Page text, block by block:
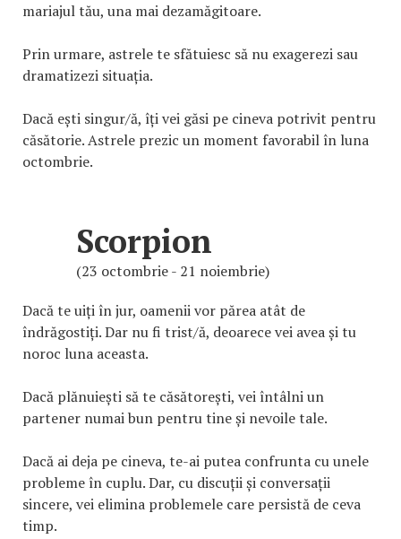
mariajul tău, una mai dezamăgitoare.
Prin urmare, astrele te sfătuiesc să nu exagerezi sau
dramatizezi situația.
Dacă ești singur/ă, îți vei găsi pe cineva potrivit pentru
căsătorie. Astrele prezic un moment favorabil în luna
octombrie.
Scorpion
(23 octombrie - 21 noiembrie)
Dacă te uiți în jur, oamenii vor părea atât de
îndrăgostiți. Dar nu fi trist/ă, deoarece vei avea și tu
noroc luna aceasta.
Dacă plănuiești să te căsătorești, vei întâlni un
partener numai bun pentru tine și nevoile tale.
Dacă ai deja pe cineva, te-ai putea confrunta cu unele
probleme în cuplu. Dar, cu discuții și conversații
sincere, vei elimina problemele care persistă de ceva
timp.